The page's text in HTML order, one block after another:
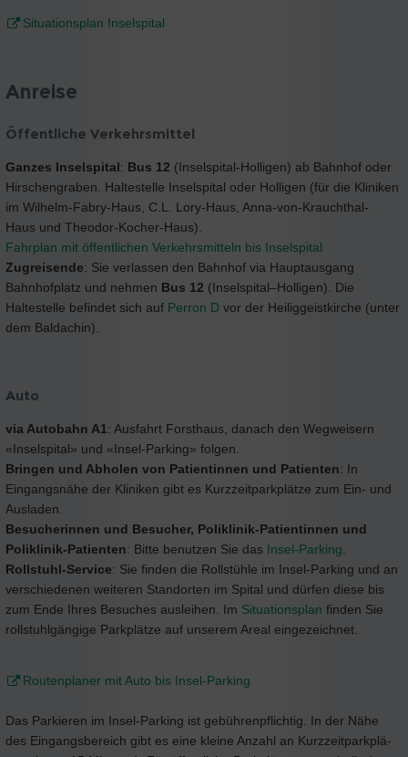
Situationsplan Inselspital
Anreise
Öffentliche Verkehrsmittel
Ganzes Inselspital: Bus 12 (Inselspital-Holligen) ab Bahnhof oder
Hirschengraben. Haltestelle Inselspital oder Holligen (für die Kliniken
im Wilhelm-Fabry-Haus, C.L. Lory-Haus, Anna-von-Krauchthal-
Haus und Theodor-Kocher-Haus).
Fahrplan mit öffentlichen Verkehrsmitteln bis Inselspital
Zugreisende: Sie verlassen den Bahnhof via Hauptausgang
Bahnhofplatz und nehmen Bus 12 (Inselspital–Holligen). Die
Haltestelle befindet sich auf Perron D vor der Heiliggeistkirche (unter
dem Baldachin).
Auto
via Autobahn A1: Ausfahrt Forsthaus, danach den Wegweisern
«Inselspital» und «Insel-Parking» folgen.
Bringen und Abholen von Patientinnen und Patienten: In
Eingangsnähe der Kliniken gibt es Kurzzeitparkplätze zum Ein- und
Ausladen.
Besucherinnen und Besucher, Poliklinik-Patientinnen und
Poliklinik-Patienten: Bitte benutzen Sie das Insel-Parking
Rollstuhl-Service: Sie finden die Rollstühle im Insel-Parking und an
verschiedenen weiteren Standorten im Spital und dürfen diese bis
zum Ende Ihres Besuches ausleihen. Im Situationsplan finden Sie
rollstuhlgängige Parkplätze auf unserem Areal eingezeichnet.
Routenplaner mit Auto bis Insel-Parking
Das Parkieren im Insel-Parking ist gebührenpflichtig. In der Nähe
des Eingangsbereich gibt es eine kleine Anzahl an Kurz­zeit­park­plä­